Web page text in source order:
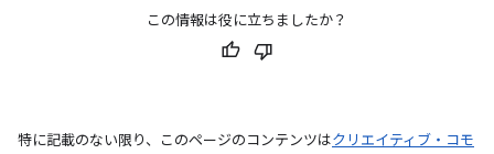
この情報は役に立ちましたか？
特に記載のない限り、このページのコンテンツはクリエイティブ・コモ